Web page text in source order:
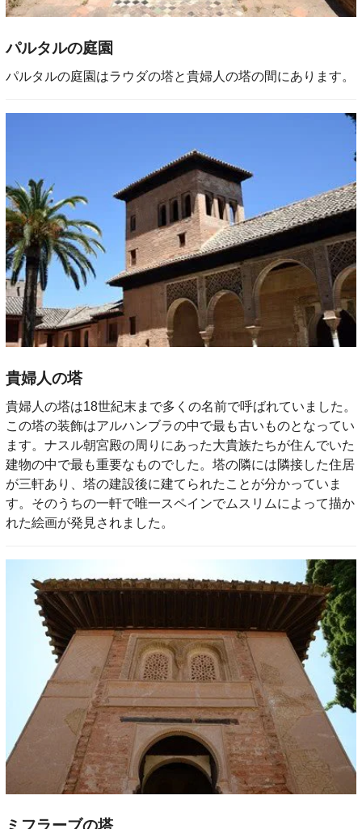
パルタルの庭園
パルタルの庭園はラウダの塔と貴婦人の塔の間にあります。
貴婦人の塔
貴婦人の塔は18世紀末まで多くの名前で呼ばれていました。
この塔の装飾はアルハンブラの中で最も古いものとなってい
ます。ナスル朝宮殿の周りにあった大貴族たちが住んでいた
建物の中で最も重要なものでした。塔の隣には隣接した住居
が三軒あり、塔の建設後に建てられたことが分かっていま
す。そのうちの一軒で唯一スペインでムスリムによって描か
れた絵画が発見されました。
ミフラーブの塔